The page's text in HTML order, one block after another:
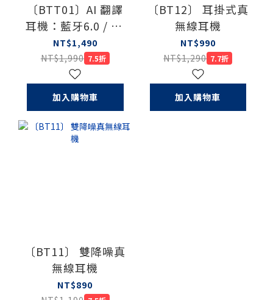
〔BTT01〕AI 翻譯
耳機：藍牙6.0 / 21
種語言 / 6種翻譯模
式
NT$1,490
NT$1,990 7.5折
加入購物車
〔BT12〕 耳掛式真
無線耳機
NT$990
NT$1,290 7.7折
加入購物車
〔BT11〕 雙降噪真
無線耳機
NT$890